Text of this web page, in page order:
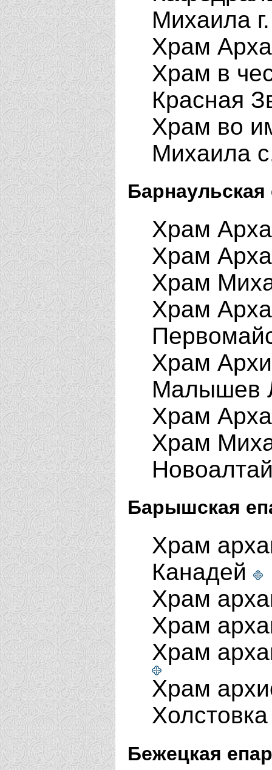
Михаила
Храм
Храм в
Красная
Храм во
Михаила
Храм
Храм
Храм
Храм
Храм
Малышев
Храм
Храм
Барышская
Храм
Канадей
Храм
Храм
Храм
Храм
Бежецкая